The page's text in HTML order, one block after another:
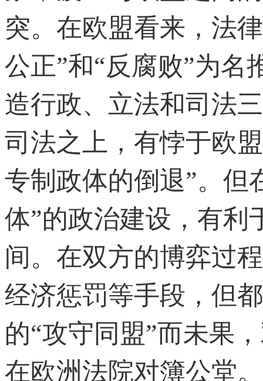
突。在欧盟看来，法
公正”和“反腐败”为名
造行政、立法和司法
司法之上，有悖于欧
专制政体的倒退”。但
体”的政治建设，有利
间。在双方的博弈过
经济惩罚等手段，但
的“攻守同盟”而未果
在欧洲法院对簿公堂